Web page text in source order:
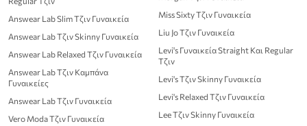
Answear Lab Slim Τζιν Γυναικεία
Answear Lab Τζιν Skinny Γυναικεία
Answear Lab Relaxed Τζιν Γυναικεία
Answear Lab Τζιν Καμπάνα
Γυναικείες
Answear Lab Τζιν Γυναικεία
Vero Moda Τζιν Γυναικεία
Miss Sixty Τζιν Γυναικεία
Liu Jo Τζιν Γυναικεία
Levi's Γυναικεία Straight Και Regular
Τζιν
Levi's Τζιν Skinny Γυναικεία
Levi's Relaxed Τζιν Γυναικεία
Lee Τζιν Skinny Γυναικεία